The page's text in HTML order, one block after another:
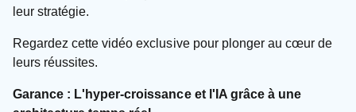
leur stratégie.
Regardez cette vidéo exclusive pour plonger au cœur de
leurs réussites.
Garance : L'hyper-croissance et l'IA grâce à une